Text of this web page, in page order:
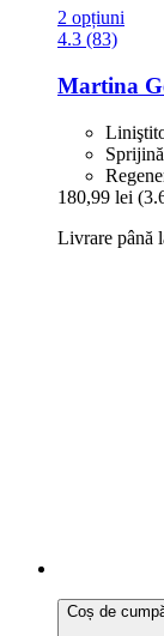
2 opțiuni
4.3 (83)
Martina
180,99 lei
Livrare până
Coș de